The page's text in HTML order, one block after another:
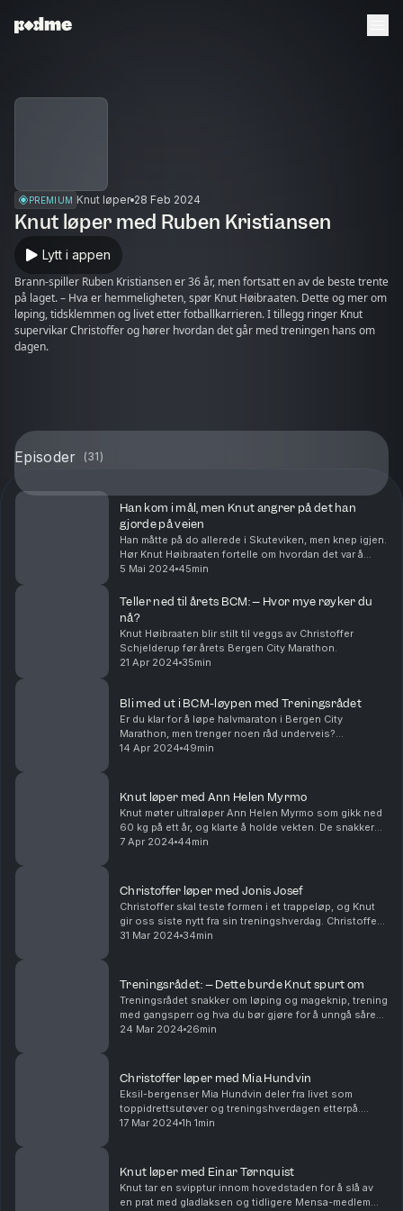
PREMIUM Knut løper 28 Feb 2024
Knut løper med Ruben Kristiansen
Lytt i appen
Brann-spiller Ruben Kristiansen er 36 år, men fortsatt en av de beste trente
på laget. – Hva er hemmeligheten, spør Knut Høibraaten. Dette og mer om
løping, tidsklemmen og livet etter fotballkarrieren. I tillegg ringer Knut
supervikar Christoffer og hører hvordan det går med treningen hans om
dagen.
Episoder (31)
Han kom i mål, men Knut angrer på det han
gjorde på veien
Han måtte på do allerede i Skuteviken, men knep igjen.
Hør Knut Høibraaten fortelle om hvordan det var å
løpe halvmaraton. Om frykten underveis, da han så
5 Mai 2024 45min
Teller ned til årets BCM: – Hvor mye røyker du
nå?
Knut Høibraaten blir stilt til veggs av Christoffer
Schjelderup før årets Bergen City Marathon.
21 Apr 2024 35min
Bli med ut i BCM-løypen med Treningsrådet
Er du klar for å løpe halvmaraton i Bergen City
Marathon, men trenger noen råd underveis?
Treningsrådet går gjennom løypetraseen og forteller
14 Apr 2024 49min
Knut løper med Ann Helen Myrmo
Knut møter ultraløper Ann Helen Myrmo som gikk ned
60 kg på ett år, og klarte å holde vekten. De snakker
om stigma med å være overvektig, hva som må til for å
7 Apr 2024 44min
Christoffer løper med Jonis Josef
Christoffer skal teste formen i et trappeløp, og Knut
gir oss siste nytt fra sin treningshverdag. Christoffer
har også truffet komikeren Jonis Josef. Hvor lettrent
31 Mar 2024 34min
Treningsrådet: – Dette burde Knut spurt om
Treningsrådet snakker om løping og mageknip, trening
med gangsperr og hva du bør gjøre for å unngå såre
brystvorter.
24 Mar 2024 26min
Christoffer løper med Mia Hundvin
Eksil-bergenser Mia Hundvin deler fra livet som
toppidrettsutøver og treningshverdagen etterpå.
Christoffer Schjelderup tar også en telefon til Knut for
17 Mar 2024 1h 1min
Knut løper med Einar Tørnquist
Knut tar en svipptur innom hovedstaden for å slå av
en prat med gladlaksen og tidligere Mensa-medlem